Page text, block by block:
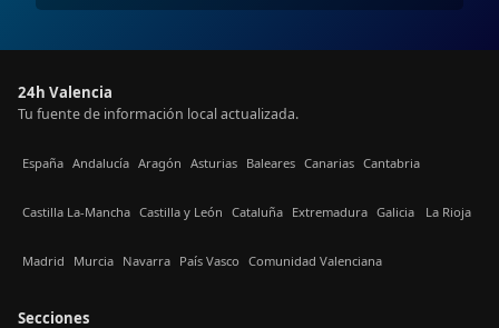
24h Valencia
Tu fuente de información local actualizada.
España Andalucía Aragón Asturias Baleares Canarias Cantabria
Castilla La-Mancha Castilla y León Cataluña Extremadura Galicia La Rioja
Madrid Murcia Navarra País Vasco Comunidad Valenciana
Secciones